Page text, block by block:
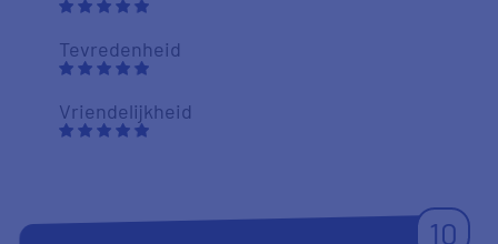
Tevredenheid
Vriendelijkheid
10